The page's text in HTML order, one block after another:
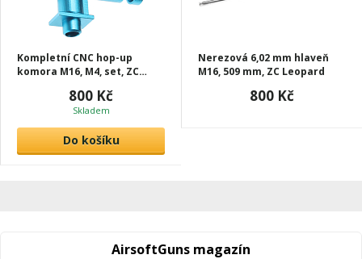
Kompletní CNC hop-up
komora M16, M4, set, ZC
800 Kč
Skladem
Do košíku
Nerezová 6,02 mm hlaveň
M16, 509 mm, ZC Leopard
800 Kč
AirsoftGuns magazín